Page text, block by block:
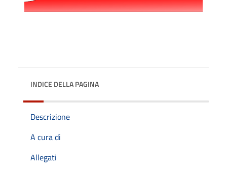
INDICE DELLA PAGINA
Descrizione
A cura di
Allegati